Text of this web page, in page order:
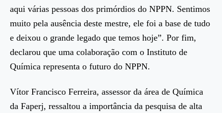
aqui várias pessoas dos primórdios do NPPN. Sentimos
muito pela ausência deste mestre, ele foi a base de tudo
e deixou o grande legado que temos hoje”. Por fim,
declarou que uma colaboração com o Instituto de
Química representa o futuro do NPPN.
Vítor Francisco Ferreira, assessor da área de Química
da Faperj, ressaltou a importância da pesquisa de alta